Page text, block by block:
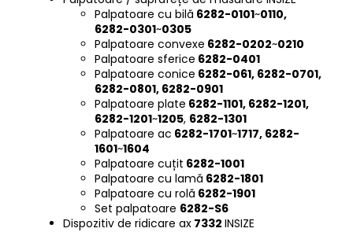
Palpatoare cu bilă 6282-0101~0110,
6282-0301~0305
Palpatoare convexe 6282-0202~0210
Palpatoare sferice 6282-0401
Palpatoare conice 6282-061, 6282-0701,
6282-0801, 6282-0901
Palpatoare plate 6282-1101, 6282-1201,
6282-1201~1205, 6282-1301
Palpatoare ac 6282-1701~1717, 6282-
1601~1604
Palpatoare cuțit 6282-1001
Palpatoare cu lamă 6282-1801
Palpatoare cu rolă 6282-1901
Set palpatoare 6282-S6
Dispozitiv de ridicare ax 7332 INSIZE